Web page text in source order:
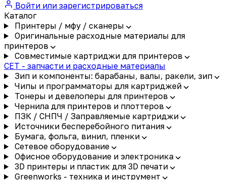
Войти или зарегистрироваться
Каталог
Принтеры / мфу / сканеры
Оригинальные расходные материалы для
принтеров
Совместимые картриджи для принтеров
CET - запчасти и расходные материалы
Зип и компоненты: барабаны, валы, ракели, зип
Чипы и программаторы для картриджей
Тонеры и девелоперы для принтеров
Чернила для принтеров и плоттеров
ПЗК / СНПЧ / Заправляемые картриджи
Источники бесперебойного питания
Бумага, фольга, винил, пленки
Сетевое оборудование
Офисное оборудование и электроника
3D принтеры и пластик для 3D печати
Greenworks - техника и инструмент